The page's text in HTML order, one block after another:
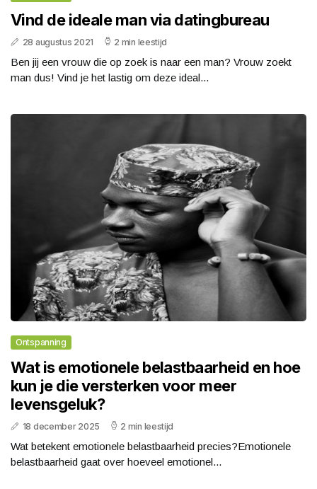
Vind de ideale man via datingbureau
28 augustus 2021 2 min leestijd
Ben jij een vrouw die op zoek is naar een man? Vrouw zoekt
man dus! Vind je het lastig om deze ideal...
Ontspanning
Wat is emotionele belastbaarheid en hoe
kun je die versterken voor meer
levensgeluk?
18 december 2025 2 min leestijd
Wat betekent emotionele belastbaarheid precies?Emotionele
belastbaarheid gaat over hoeveel emotionel...